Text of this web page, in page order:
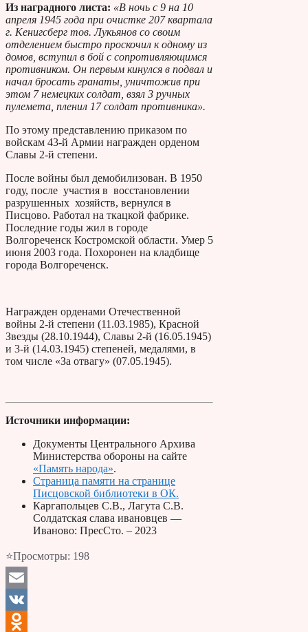
Из наградного листа: «В ночь с 9 на 10
апреля 1945 года при очистке 207 квартала
г. Кенигсберг тов. Лукьянов со своим
отделением быстро проскочил к одному из
домов, вступил в бой с сопротивляющимся
противником. Он первым кинулся в подвал и
начал бросать гранаты, уничтожив при
этом 7 немецких солдат, взял 3 ручных
пулемета, пленил 17 солдат противника».
По этому представлению приказом по
войскам 43-й Армии награжден орденом
Славы 2-й степени.
После войны был демобилизован. В 1950
году, после участия в восстановлении
разрушенных хозяйств, вернулся в
Писцово. Работал на ткацкой фабрике.
Последние годы жил в городе
Волгореченск Костромской области. Умер 5
июня 2003 года. Похоронен на кладбище
города Волгореченск.
Награжден орденами Отечественной
войны 2-й степени (11.03.1985), Красной
Звезды (28.10.1944), Славы 2-й (16.05.1945)
и 3-й (14.03.1945) степеней, медалями, в
том числе «За отвагу» (07.05.1945).
Источники информации:
Документы Центрального Архива
Министерства обороны на сайте
«Память народа».
Страница памяти на странице
Писцовской библиотеки в ОК.
Каргапольцев С.В., Лагута С.В.
Солдатская слава ивановцев —
Иваново: ПресСто. – 2023
⭐Просмотры: 198
Email
VK